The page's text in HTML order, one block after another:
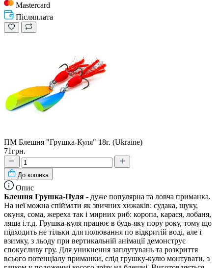
Mastercard
Післяплата
ПМ Блешня "Грушка-Куля" 18г. (Ukraine)
71грн.
До кошика
Опис
Блешня Грушка-Пуля - дуже популярна та ловча приманка.
На неї можна спіймати як звичних хижаків: судака, щуку,
окуня, сома, жереха так і мирних риб: коропа, карася, лобаня,
ляща і.т.д. Грушка-куля працює в будь-яку пору року, тому що
підходить не тільки для полювання по відкритій воді, але і
взимку, з льоду при вертикальній анімації демонструє
спокусливу гру. Для уникнення заплутувань та розкриття
всього потенціалу приманки, слід грушку-кулю монтувати, з